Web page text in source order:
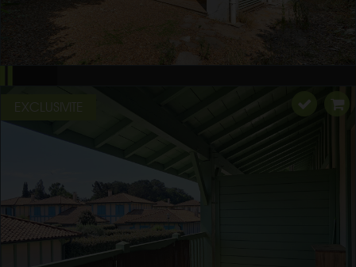
EXCLUSIVITE